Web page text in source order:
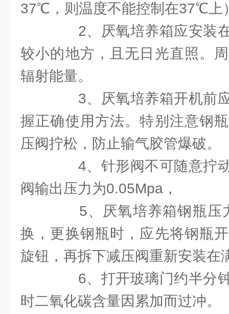
37℃，则温度不能控制在37℃上
2、厌氧培养箱应安装在
较小的地方，且无日光直照。
辐射能量。
3、厌氧培养箱开机前应
握正确使用方法。特别注意钢
压阀拧松，防止输气胶管爆破。
4、针形阀不可随意拧动
阀输出压力为0.05Mpa，
5、厌氧培养箱钢瓶压
换，更换钢瓶时，应先将钢瓶
旋钮，再拆下减压阀重新安装在
6、打开玻璃门约半分钟
时二氧化碳含量因累加而过冲。